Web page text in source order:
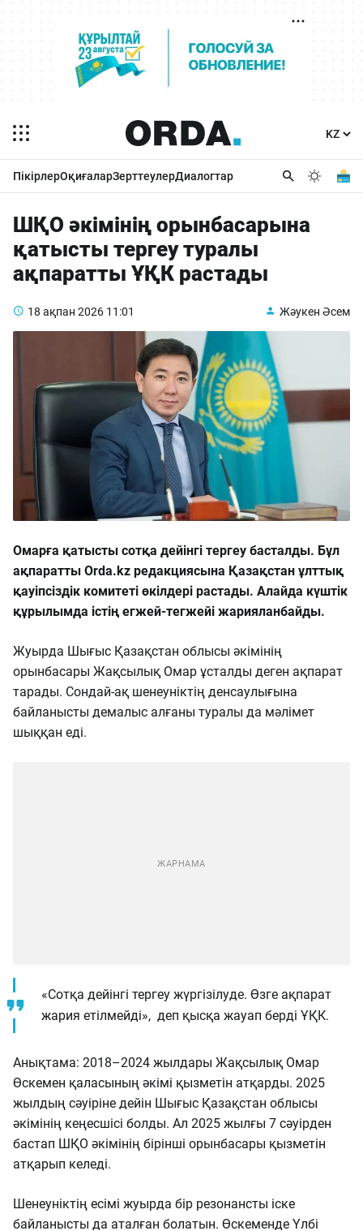
ПікірлерОқиғаларЗерттеулерДиалогтар
ШҚО әкімінің орынбасарына
қатысты тергеу туралы
ақпаратты ҰҚК растады
18 ақпан 2026 11:01 Жәукен Әсем
Омарға қатысты сотқа дейінгі тергеу басталды. Бұл
ақпаратты Orda.kz редакциясына Қазақстан ұлттық
қауіпсіздік комитеті өкілдері растады. Алайда күштік
құрылымда істің егжей-тегжейі жарияланбайды.
Жуырда Шығыс Қазақстан облысы әкімінің
орынбасары Жақсылық Омар ұсталды деген ақпарат
тарады. Сондай-ақ шенеуніктің денсаулығына
байланысты демалыс алғаны туралы да мәлімет
шыққан еді.
«Сотқа дейінгі тергеу жүргізілуде. Өзге ақпарат
жария етілмейді», деп қысқа жауап берді ҰҚК.
Анықтама: 2018–2024 жылдары Жақсылық Омар
Өскемен қаласының әкімі қызметін атқарды. 2025
жылдың сәуіріне дейін Шығыс Қазақстан облысы
әкімінің кеңесшісі болды. Ал 2025 жылғы 7 сәуірден
бастап ШҚО әкімінің бірінші орынбасары қызметін
атқарып келеді.
Шенеуніктің есімі жуырда бір резонансты іске
байланысты да аталған болатын. Өскеменде Үлбі